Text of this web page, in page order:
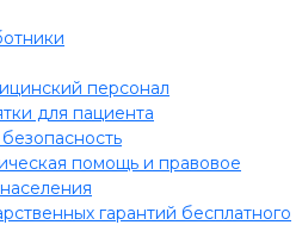
персонал
для пациента
помощь и правовое
гарантий бесплатного